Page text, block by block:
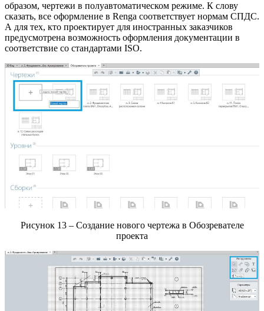
образом, чертежи в полуавтоматическом режиме. К слову
сказать, все оформление в Renga соответствует нормам СПДС.
А для тех, кто проектирует для иностранных заказчиков
предусмотрена возможность оформления документации в
соответствие со стандартами ISO.
Рисунок 13 – Создание нового чертежа в Обозревателе
проекта